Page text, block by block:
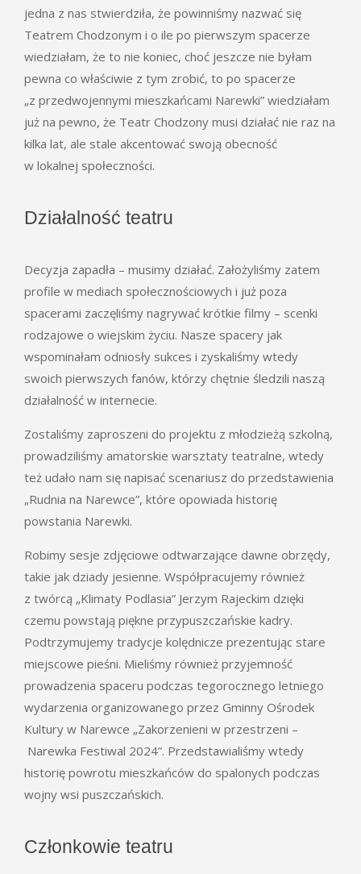
jedna z nas stwierdziła, że powinniśmy nazwać się
Teatrem Chodzonym i o ile po pierwszym spacerze
wiedziałam, że to nie koniec, choć jeszcze nie byłam
pewna co właściwie z tym zrobić, to po spacerze
„z przedwojennymi mieszkańcami Narewki” wiedziałam
już na pewno, że Teatr Chodzony musi działać nie raz na
kilka lat, ale stale akcentować swoją obecność
w lokalnej społeczności.
Działalność teatru
Decyzja zapadła – musimy działać. Założyliśmy zatem
profile w mediach społecznościowych i już poza
spacerami zaczęliśmy nagrywać krótkie filmy – scenki
rodzajowe o wiejskim życiu. Nasze spacery jak
wspominałam odniosły sukces i zyskaliśmy wtedy
swoich pierwszych fanów, którzy chętnie śledzili naszą
działalność w internecie.
Zostaliśmy zaproszeni do projektu z młodzieżą szkolną,
prowadziliśmy amatorskie warsztaty teatralne, wtedy
też udało nam się napisać scenariusz do przedstawienia
„Rudnia na Narewce”, które opowiada historię
powstania Narewki.
Robimy sesje zdjęciowe odtwarzające dawne obrzędy,
takie jak dziady jesienne. Współpracujemy również
z twórcą „Klimaty Podlasia” Jerzym Rajeckim dzięki
czemu powstają piękne przypuszczańskie kadry.
Podtrzymujemy tradycje kolędnicze prezentując stare
miejscowe pieśni. Mieliśmy również przyjemność
prowadzenia spaceru podczas tegorocznego letniego
wydarzenia organizowanego przez Gminny Ośrodek
Kultury w Narewce „Zakorzenieni w przestrzeni –
Narewka Festiwal 2024”. Przedstawialiśmy wtedy
historię powrotu mieszkańców do spalonych podczas
wojny wsi puszczańskich.
Członkowie teatru